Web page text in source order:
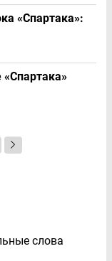
«Спартака»:
слова